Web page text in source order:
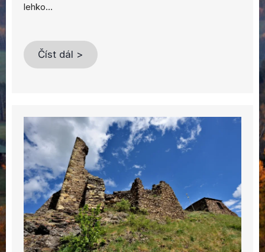
lehko…
Číst dál >